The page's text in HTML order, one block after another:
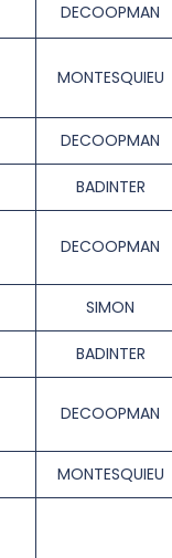
DECOOPMAN
MONTESQUIEU
DECOOPMAN
BADINTER
DECOOPMAN
SIMON
BADINTER
DECOOPMAN
MONTESQUIEU